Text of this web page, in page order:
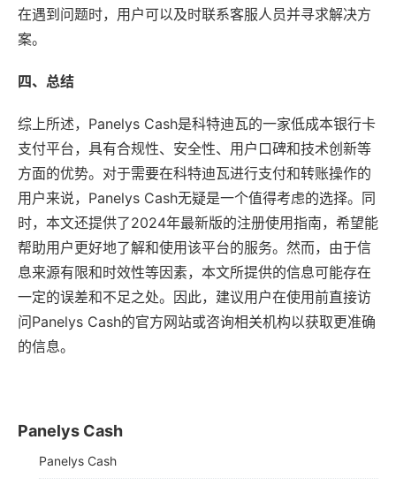
在遇到问题时，用户可以及时联系客服人员并寻求解决方
案。
四、总结
综上所述，Panelys Cash是科特迪瓦的一家低成本银行卡
支付平台，具有合规性、安全性、用户口碑和技术创新等
方面的优势。对于需要在科特迪瓦进行支付和转账操作的
用户来说，Panelys Cash无疑是一个值得考虑的选择。同
时，本文还提供了2024年最新版的注册使用指南，希望能
帮助用户更好地了解和使用该平台的服务。然而，由于信
息来源有限和时效性等因素，本文所提供的信息可能存在
一定的误差和不足之处。因此，建议用户在使用前直接访
问Panelys Cash的官方网站或咨询相关机构以获取更准确
的信息。
Panelys Cash
Panelys Cash